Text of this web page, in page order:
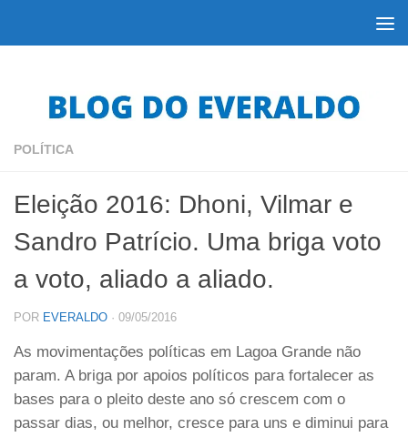
POLÍTICA
Eleição 2016: Dhoni, Vilmar e
Sandro Patrício. Uma briga voto
a voto, aliado a aliado.
POR EVERALDO · 09/05/2016
As movimentações políticas em Lagoa Grande não
param. A briga por apoios políticos para fortalecer as
bases para o pleito deste ano só crescem com o
passar dias, ou melhor, cresce para uns e diminui para